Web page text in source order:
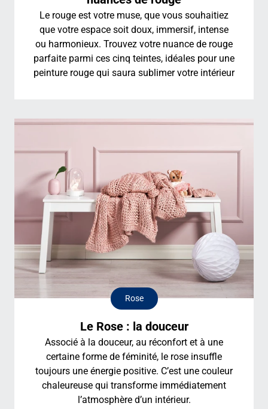
Le rouge est votre muse, que vous souhaitiez
que votre espace soit doux, immersif, intense
ou harmonieux. Trouvez votre nuance de rouge
parfaite parmi ces cinq teintes, idéales pour une
peinture rouge qui saura sublimer votre intérieur
Le Rose : la douceur
Rose
Associé à la douceur, au réconfort et à une
certaine forme de féminité, le rose insuffle
toujours une énergie positive. C’est une couleur
chaleureuse qui transforme immédiatement
l’atmosphère d’un intérieur.